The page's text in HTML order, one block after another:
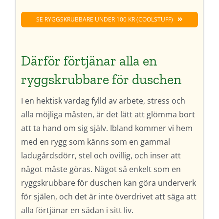
SE RYGGSKRUBBARE UNDER 100 KR (COOLSTUFF)
Därför förtjänar alla en
ryggskrubbare för duschen
I en hektisk vardag fylld av arbete, stress och
alla möjliga måsten, är det lätt att glömma bort
att ta hand om sig själv. Ibland kommer vi hem
med en rygg som känns som en gammal
ladugårdsdörr, stel och ovillig, och inser att
något måste göras. Något så enkelt som en
ryggskrubbare för duschen kan göra underverk
för själen, och det är inte överdrivet att säga att
alla förtjänar en sådan i sitt liv.